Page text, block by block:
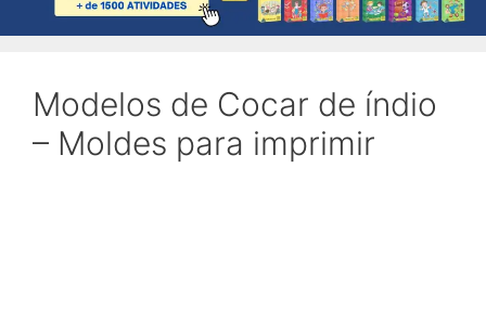
Modelos de Cocar de índio
– Moldes para imprimir